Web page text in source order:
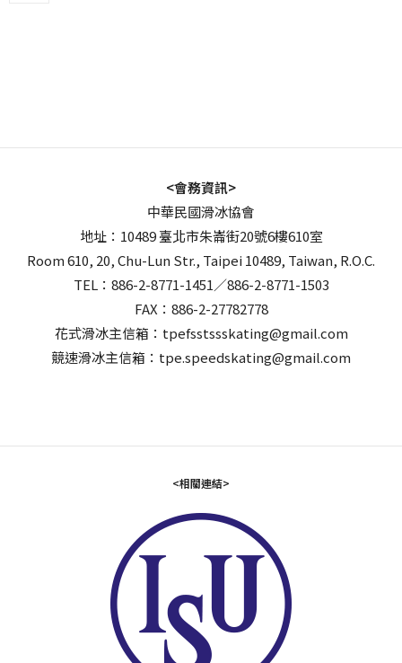
<會務資訊>
中華民國滑冰協會
地址：10489 臺北市朱崙街20號6樓610室
Room 610, 20, Chu-Lun Str., Taipei 10489, Taiwan, R.O.C.
TEL：886-2-8771-1451／886-2-8771-1503
FAX：886-2-27782778
花式滑冰主信箱：tpefsstssskating@gmail.com
競速滑冰主信箱：tpe.speedskating@gmail.com
<相關連結>